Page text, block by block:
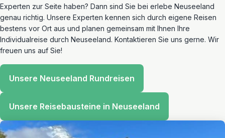
Experten zur Seite haben? Dann sind Sie bei erlebe Neuseeland
genau richtig. Unsere Experten kennen sich durch eigene Reisen
bestens vor Ort aus und planen gemeinsam mit Ihnen Ihre
Individualreise durch Neuseeland. Kontaktieren Sie uns gerne. Wir
freuen uns auf Sie!
Unsere Neuseeland Rundreisen
Unsere Reisebausteine in Neuseeland